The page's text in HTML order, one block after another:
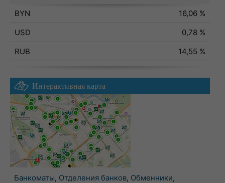
BYN
16,06 %
USD
0,78 %
RUB
14,55 %
Интерактивная карта
Банкоматы, Отделения банков, Обменники,